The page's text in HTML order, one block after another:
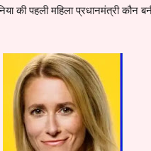
की पहली महिला प्रधानमंत्री कौन